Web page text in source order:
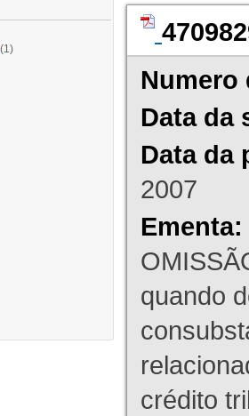
(1)
Numero
Data da
Data da
2007
Ementa:
quando
crédito